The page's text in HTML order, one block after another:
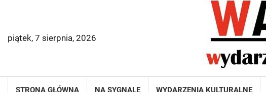
piątek, 7 sierpnia, 2026
STRONA GŁÓWNA NA SYGNALE WYDARZENIA KULTURALNE